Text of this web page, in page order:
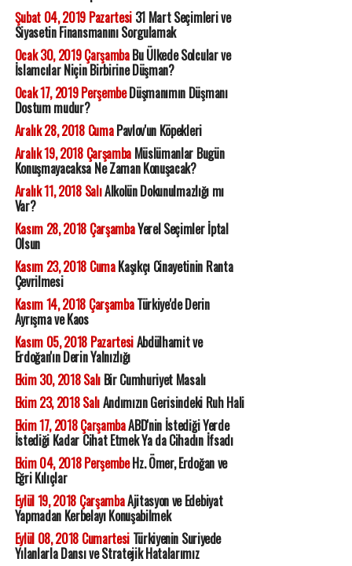
Şubat 04, 2019 Pazartesi31 Mart Seçimleri ve
Siyasetin Finansmanını Sorgulamak
Ocak 30, 2019 ÇarşambaBu Ülkede Solcular ve
İslamcılar Niçin Birbirine Düşman?
Ocak 17, 2019 PerşembeDüşmanımın Düşmanı
Dostum mudur?
Aralık 28, 2018 CumaPavlov'un Köpekleri
Aralık 19, 2018 ÇarşambaMüslümanlar Bugün
Konuşmayacaksa Ne Zaman Konuşacak?
Aralık 11, 2018 SalıAlkolün Dokunulmazlığı mı
Var?
Kasım 28, 2018 ÇarşambaYerel Seçimler İptal
Olsun
Kasım 23, 2018 CumaKaşıkçı Cinayetinin Ranta
Çevrilmesi
Kasım 14, 2018 ÇarşambaTürkiye'de Derin
Ayrışma ve Kaos
Kasım 05, 2018 PazartesiAbdülhamit ve
Erdoğan'ın Derin Yalnızlığı
Ekim 30, 2018 SalıBir Cumhuriyet Masalı
Ekim 23, 2018 SalıAndımızın Gerisindeki Ruh Hali
Ekim 17, 2018 ÇarşambaABD'nin İstediği Yerde
İstediği Kadar Cihat Etmek Ya da Cihadın İfsadı
Ekim 04, 2018 PerşembeHz. Ömer, Erdoğan ve
Eğri Kılıçlar
Eylül 19, 2018 ÇarşambaAjitasyon ve Edebiyat
Yapmadan Kerbelayı Konuşabilmek
Eylül 08, 2018 CumartesiTürkiyenin Suriyede
Yılanlarla Dansı ve Stratejik Hatalarımız